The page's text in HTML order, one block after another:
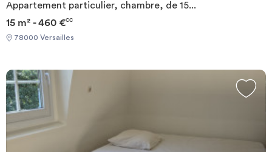
Appartement particulier, chambre, de 15...
15 m² - 460 €CC
78000 Versailles